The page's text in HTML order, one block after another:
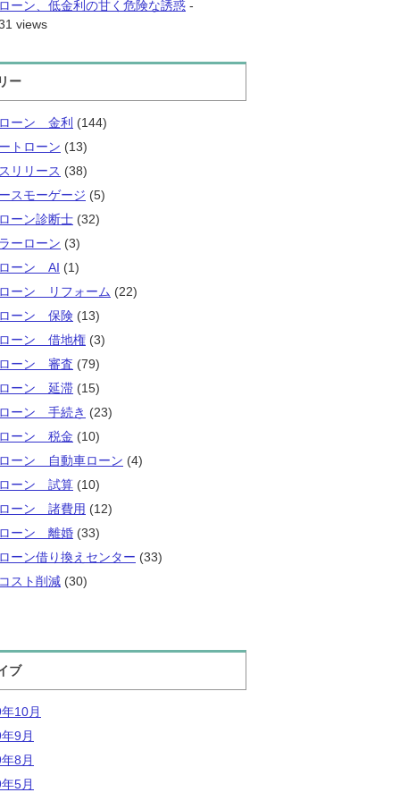
ーン、低金利の甘く危険な誘惑 -
views
ー
ーン 金利 (144)
トローン (13)
リリース (38)
スモーゲージ (5)
ーン診断士 (32)
ーローン (3)
ーン AI (1)
ーン リフォーム (22)
ーン 保険 (13)
ーン 借地権 (3)
ーン 審査 (79)
ーン 延滞 (15)
ーン 手続き (23)
ーン 税金 (10)
ーン 自動車ローン (4)
ーン 試算 (10)
ーン 諸費用 (12)
ーン 離婚 (33)
ーン借り換えセンター (33)
スト削減 (30)
ブ
10月
9月
8月
5月